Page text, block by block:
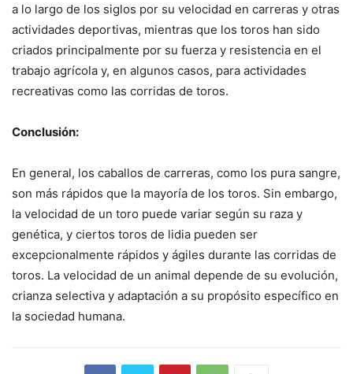
a lo largo de los siglos por su velocidad en carreras y otras
actividades deportivas, mientras que los toros han sido
criados principalmente por su fuerza y resistencia en el
trabajo agrícola y, en algunos casos, para actividades
recreativas como las corridas de toros.
Conclusión:
En general, los caballos de carreras, como los pura sangre,
son más rápidos que la mayoría de los toros. Sin embargo,
la velocidad de un toro puede variar según su raza y
genética, y ciertos toros de lidia pueden ser
excepcionalmente rápidos y ágiles durante las corridas de
toros. La velocidad de un animal depende de su evolución,
crianza selectiva y adaptación a su propósito específico en
la sociedad humana.